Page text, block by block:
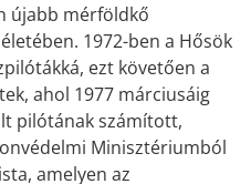
újabb mérföldkő
1972-ben a Hősök
ezt követően a
ahol 1977 márciusáig
pilótának számított,
Minisztériumból
amelyen az